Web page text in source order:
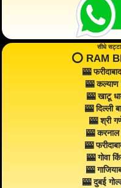
सीधे
⭕️ RAM
🎰
🎰 कल्याण
🎰 खाटू
🎰 दिल्ली
🎰 श्री
🎰
🎰
🎰 गोवा
🎰
🎰 दुबई